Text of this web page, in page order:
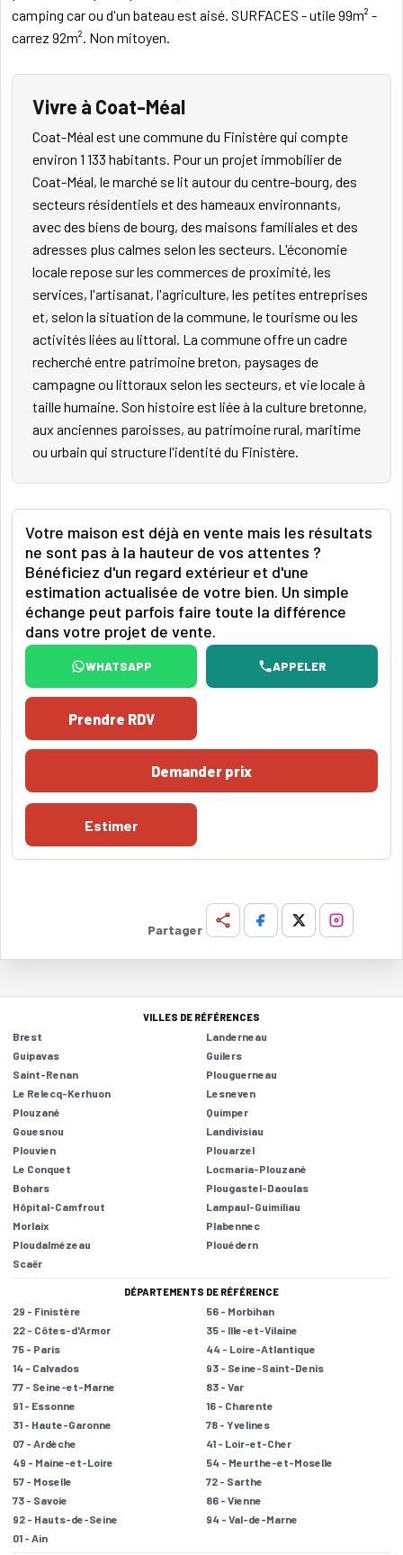
camping car ou d'un bateau est aisé. SURFACES - utile 99m² -
carrez 92m². Non mitoyen.
Vivre à Coat-Méal
Coat-Méal est une commune du Finistère qui compte
environ 1 133 habitants. Pour un projet immobilier de
Coat-Méal, le marché se lit autour du centre-bourg, des
secteurs résidentiels et des hameaux environnants,
avec des biens de bourg, des maisons familiales et des
adresses plus calmes selon les secteurs. L'économie
locale repose sur les commerces de proximité, les
services, l'artisanat, l'agriculture, les petites entreprises
et, selon la situation de la commune, le tourisme ou les
activités liées au littoral. La commune offre un cadre
recherché entre patrimoine breton, paysages de
campagne ou littoraux selon les secteurs, et vie locale à
taille humaine. Son histoire est liée à la culture bretonne,
aux anciennes paroisses, au patrimoine rural, maritime
ou urbain qui structure l'identité du Finistère.
Votre maison est déjà en vente mais les résultats
ne sont pas à la hauteur de vos attentes ?
Bénéficiez d'un regard extérieur et d'une
estimation actualisée de votre bien. Un simple
échange peut parfois faire toute la différence
dans votre projet de vente.
WHATSAPP APPELER
Prendre RDV
Demander prix
Estimer
Partager
VILLES DE RÉFÉRENCES
Brest
Landerneau
Guipavas
Guilers
Saint-Renan
Plouguerneau
Le Relecq-Kerhuon
Lesneven
Plouzané
Quimper
Gouesnou
Landivisiau
Plouvien
Plouarzel
Le Conquet
Locmaria-Plouzané
Bohars
Plougastel-Daoulas
Hôpital-Camfrout
Lampaul-Guimiliau
Morlaix
Plabennec
Ploudalmézeau
Plouédern
Scaër
DÉPARTEMENTS DE RÉFÉRENCE
29 - Finistère
56 - Morbihan
22 - Côtes-d'Armor
35 - Ille-et-Vilaine
75 - Paris
44 - Loire-Atlantique
14 - Calvados
93 - Seine-Saint-Denis
77 - Seine-et-Marne
83 - Var
91 - Essonne
16 - Charente
31 - Haute-Garonne
78 - Yvelines
07 - Ardèche
41 - Loir-et-Cher
49 - Maine-et-Loire
54 - Meurthe-et-Moselle
57 - Moselle
72 - Sarthe
73 - Savoie
86 - Vienne
92 - Hauts-de-Seine
94 - Val-de-Marne
01 - Ain